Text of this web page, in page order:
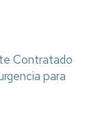
Contratado
para